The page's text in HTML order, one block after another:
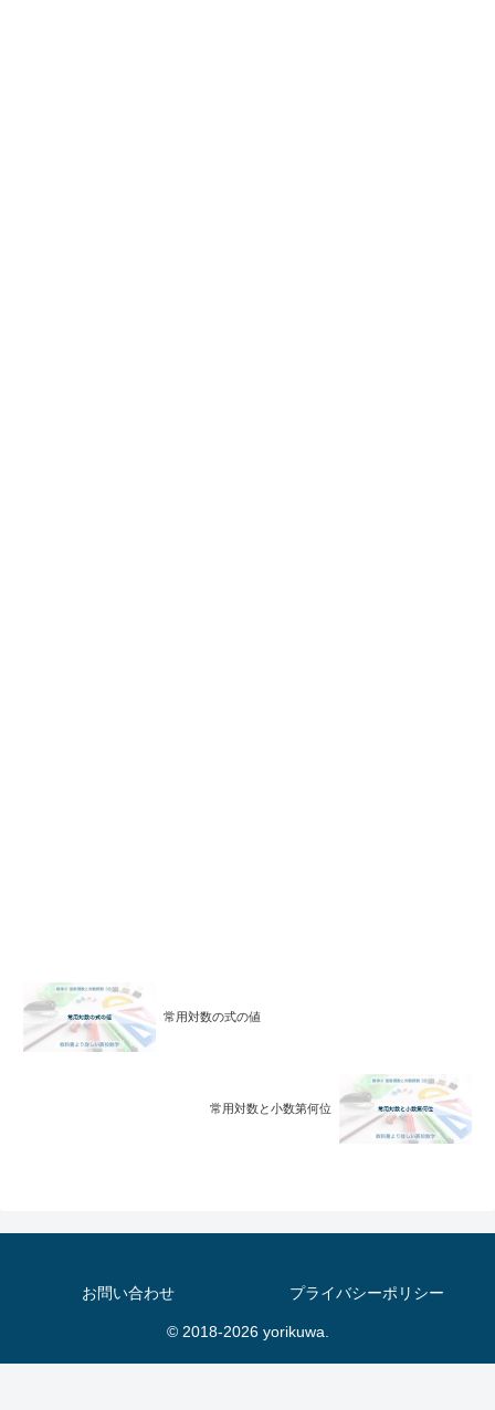
常用対数の式の値
常用対数と小数第何位
お問い合わせ プライバシーポリシー
© 2018-2026 yorikuwa.